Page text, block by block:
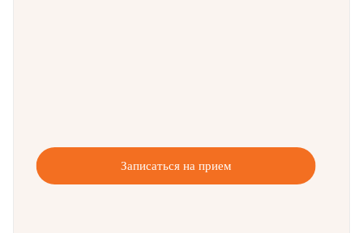
Записаться на прием